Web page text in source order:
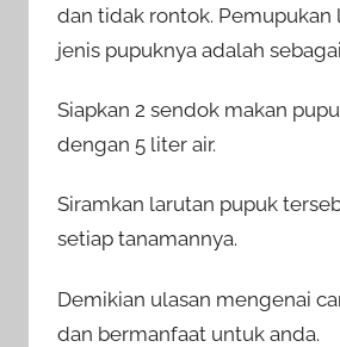
dan tidak rontok. Pemupukan
jenis pupuknya adalah
Siapkan 2 sendok makan
dengan 5 liter air.
Siramkan larutan pupuk
setiap tanamannya.
Demikian ulasan mengenai
dan bermanfaat untuk anda.